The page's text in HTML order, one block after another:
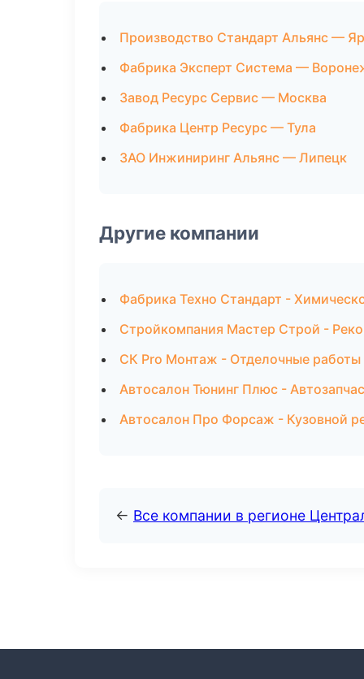
Производство Стандарт Альянс —
Фабрика Эксперт Система —
Завод Ресурс Сервис — Москва
Фабрика Центр Ресурс — Тула
ЗАО Инжиниринг Альянс — Липецк
Другие компании
Фабрика Техно Стандарт -
Стройкомпания Мастер Строй -
СК Pro Монтаж - Отделочные
Автосалон Тюнинг Плюс -
Автосалон Про Форсаж - Кузовной
← Все компании в регионе